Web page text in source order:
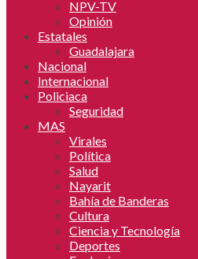
NPV-TV
Opinión
Estatales
Guadalajara
Nacional
Internacional
Policiaca
Seguridad
MAS
Virales
Política
Salud
Nayarit
Bahía de Banderas
Cultura
Ciencia y Tecnología
Deportes